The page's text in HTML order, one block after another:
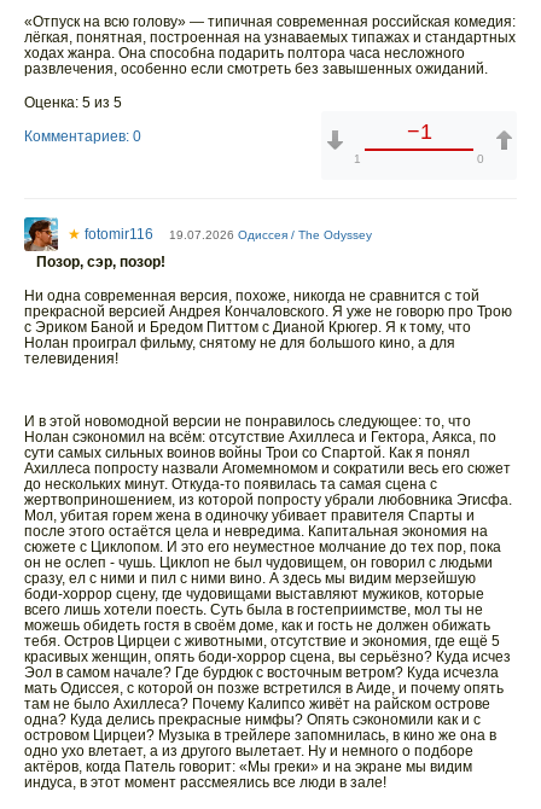
«Отпуск на всю голову» — типичная современная российская комедия:
лёгкая, понятная, построенная на узнаваемых типажах и стандартных
ходах жанра. Она способна подарить полтора часа несложного
развлечения, особенно если смотреть без завышенных ожиданий.
Оценка: 5 из 5
Комментариев: 0
−1
1 0
★ fotomir116 19.07.2026 Одиссея / The Odyssey
Позор, сэр, позор!
Ни одна современная версия, похоже, никогда не сравнится с той
прекрасной версией Андрея Кончаловского. Я уже не говорю про Трою
с Эриком Баной и Бредом Питтом с Дианой Крюгер. Я к тому, что
Нолан проиграл фильму, снятому не для большого кино, а для
телевидения!
И в этой новомодной версии не понравилось следующее: то, что
Нолан сэкономил на всём: отсутствие Ахиллеса и Гектора, Аякса, по
сути самых сильных воинов войны Трои со Спартой. Как я понял
Ахиллеса попросту назвали Агомемномом и сократили весь его сюжет
до нескольких минут. Откуда-то появилась та самая сцена с
жертвоприношением, из которой попросту убрали любовника Эгисфа.
Мол, убитая горем жена в одиночку убивает правителя Спарты и
после этого остаётся цела и невредима. Капитальная экономия на
сюжете с Циклопом. И это его неуместное молчание до тех пор, пока
он не ослеп - чушь. Циклоп не был чудовищем, он говорил с людьми
сразу, ел с ними и пил с ними вино. А здесь мы видим мерзейшую
боди-хоррор сцену, где чудовищами выставляют мужиков, которые
всего лишь хотели поесть. Суть была в гостеприимстве, мол ты не
можешь обидеть гостя в своём доме, как и гость не должен обижать
тебя. Остров Цирцеи с животными, отсутствие и экономия, где ещё 5
красивых женщин, опять боди-хоррор сцена, вы серьёзно? Куда исчез
Эол в самом начале? Где бурдюк с восточным ветром? Куда исчезла
мать Одиссея, с которой он позже встретился в Аиде, и почему опять
там не было Ахиллеса? Почему Калипсо живёт на райском острове
одна? Куда делись прекрасные нимфы? Опять сэкономили как и с
островом Цирцеи? Музыка в трейлере запомнилась, в кино же она в
одно ухо влетает, а из другого вылетает. Ну и немного о подборе
актёров, когда Патель говорит: «Мы греки» и на экране мы видим
индуса, в этот момент рассмеялись все люди в зале!